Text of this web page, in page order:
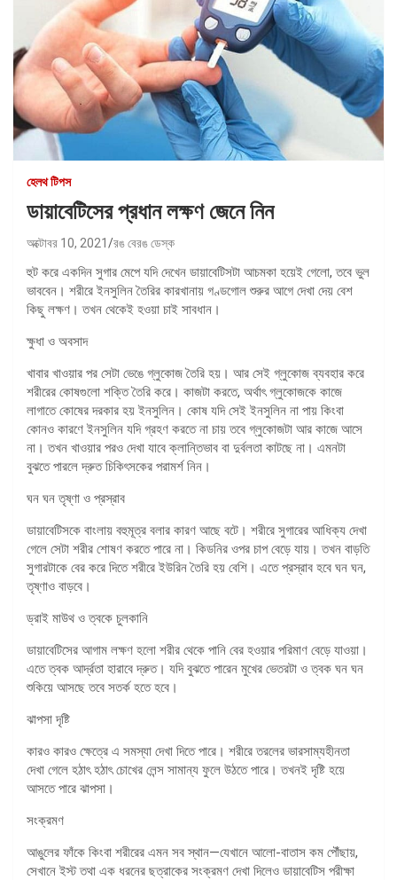
হেলথ টিপস
ডায়াবেটিসের প্রধান লক্ষণ জেনে নিন
অক্টোবর 10, 2021 রঙ বেরঙ ডেস্ক
হুট করে একদিন সুগার মেপে যদি দেখেন ডায়াবেটিসটা আচমকা হয়েই গেলো, তবে ভুল
ভাববেন। শরীরে ইনসুলিন তৈরির কারখানায় গণ্ডগোল শুরুর আগে দেখা দেয় বেশ
কিছু লক্ষণ। তখন থেকেই হওয়া চাই সাবধান।
ক্ষুধা ও অবসাদ
খাবার খাওয়ার পর সেটা ভেঙে গ্লুকোজ তৈরি হয়। আর সেই গ্লুকোজ ব্যবহার করে
শরীরের কোষগুলো শক্তি তৈরি করে। কাজটা করতে, অর্থাৎ গ্লুকোজকে কাজে
লাগাতে কোষের দরকার হয় ইনসুলিন। কোষ যদি সেই ইনসুলিন না পায় কিংবা
কোনও কারণে ইনসুলিন যদি গ্রহণ করতে না চায় তবে গ্লুকোজটা আর কাজে আসে
না। তখন খাওয়ার পরও দেখা যাবে ক্লান্তিভাব বা দুর্বলতা কাটছে না। এমনটা
বুঝতে পারলে দ্রুত চিকিৎসকের পরামর্শ নিন।
ঘন ঘন তৃষ্ণা ও প্রস্রাব
ডায়াবেটিসকে বাংলায় বহুমূত্র বলার কারণ আছে বটে। শরীরে সুগারের আধিক্য দেখা
গেলে সেটা শরীর শোষণ করতে পারে না। কিডনির ওপর চাপ বেড়ে যায়। তখন বাড়তি
সুগারটাকে বের করে দিতে শরীরে ইউরিন তৈরি হয় বেশি। এতে প্রস্রাব হবে ঘন ঘন,
তৃষ্ণাও বাড়বে।
ড্রাই মাউথ ও ত্বকে চুলকানি
ডায়াবেটিসের আগাম লক্ষণ হলো শরীর থেকে পানি বের হওয়ার পরিমাণ বেড়ে যাওয়া।
এতে ত্বক আর্দ্রতা হারাবে দ্রুত। যদি বুঝতে পারেন মুখের ভেতরটা ও ত্বক ঘন ঘন
শুকিয়ে আসছে তবে সতর্ক হতে হবে।
ঝাপসা দৃষ্টি
কারও কারও ক্ষেত্রে এ সমস্যা দেখা দিতে পারে। শরীরে তরলের ভারসাম্যহীনতা
দেখা গেলে হঠাৎ হঠাৎ চোখের লেন্স সামান্য ফুলে উঠতে পারে। তখনই দৃষ্টি হয়ে
আসতে পারে ঝাপসা।
সংক্রমণ
আঙুলের ফাঁকে কিংবা শরীরের এমন সব স্থান—যেখানে আলো-বাতাস কম পৌঁছায়,
সেখানে ইস্ট তথা এক ধরনের ছত্রাকের সংক্রমণ দেখা দিলেও ডায়াবেটিস পরীক্ষা